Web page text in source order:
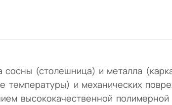
сосны (столешница) и металла
температуры) и механических
высококачественной полимерной